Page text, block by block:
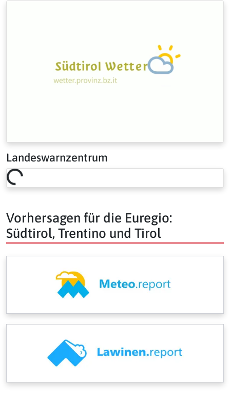
Landeswarnzentrum
Loading risk overview…
Vorhersagen für die Euregio:
Südtirol, Trentino und Tirol